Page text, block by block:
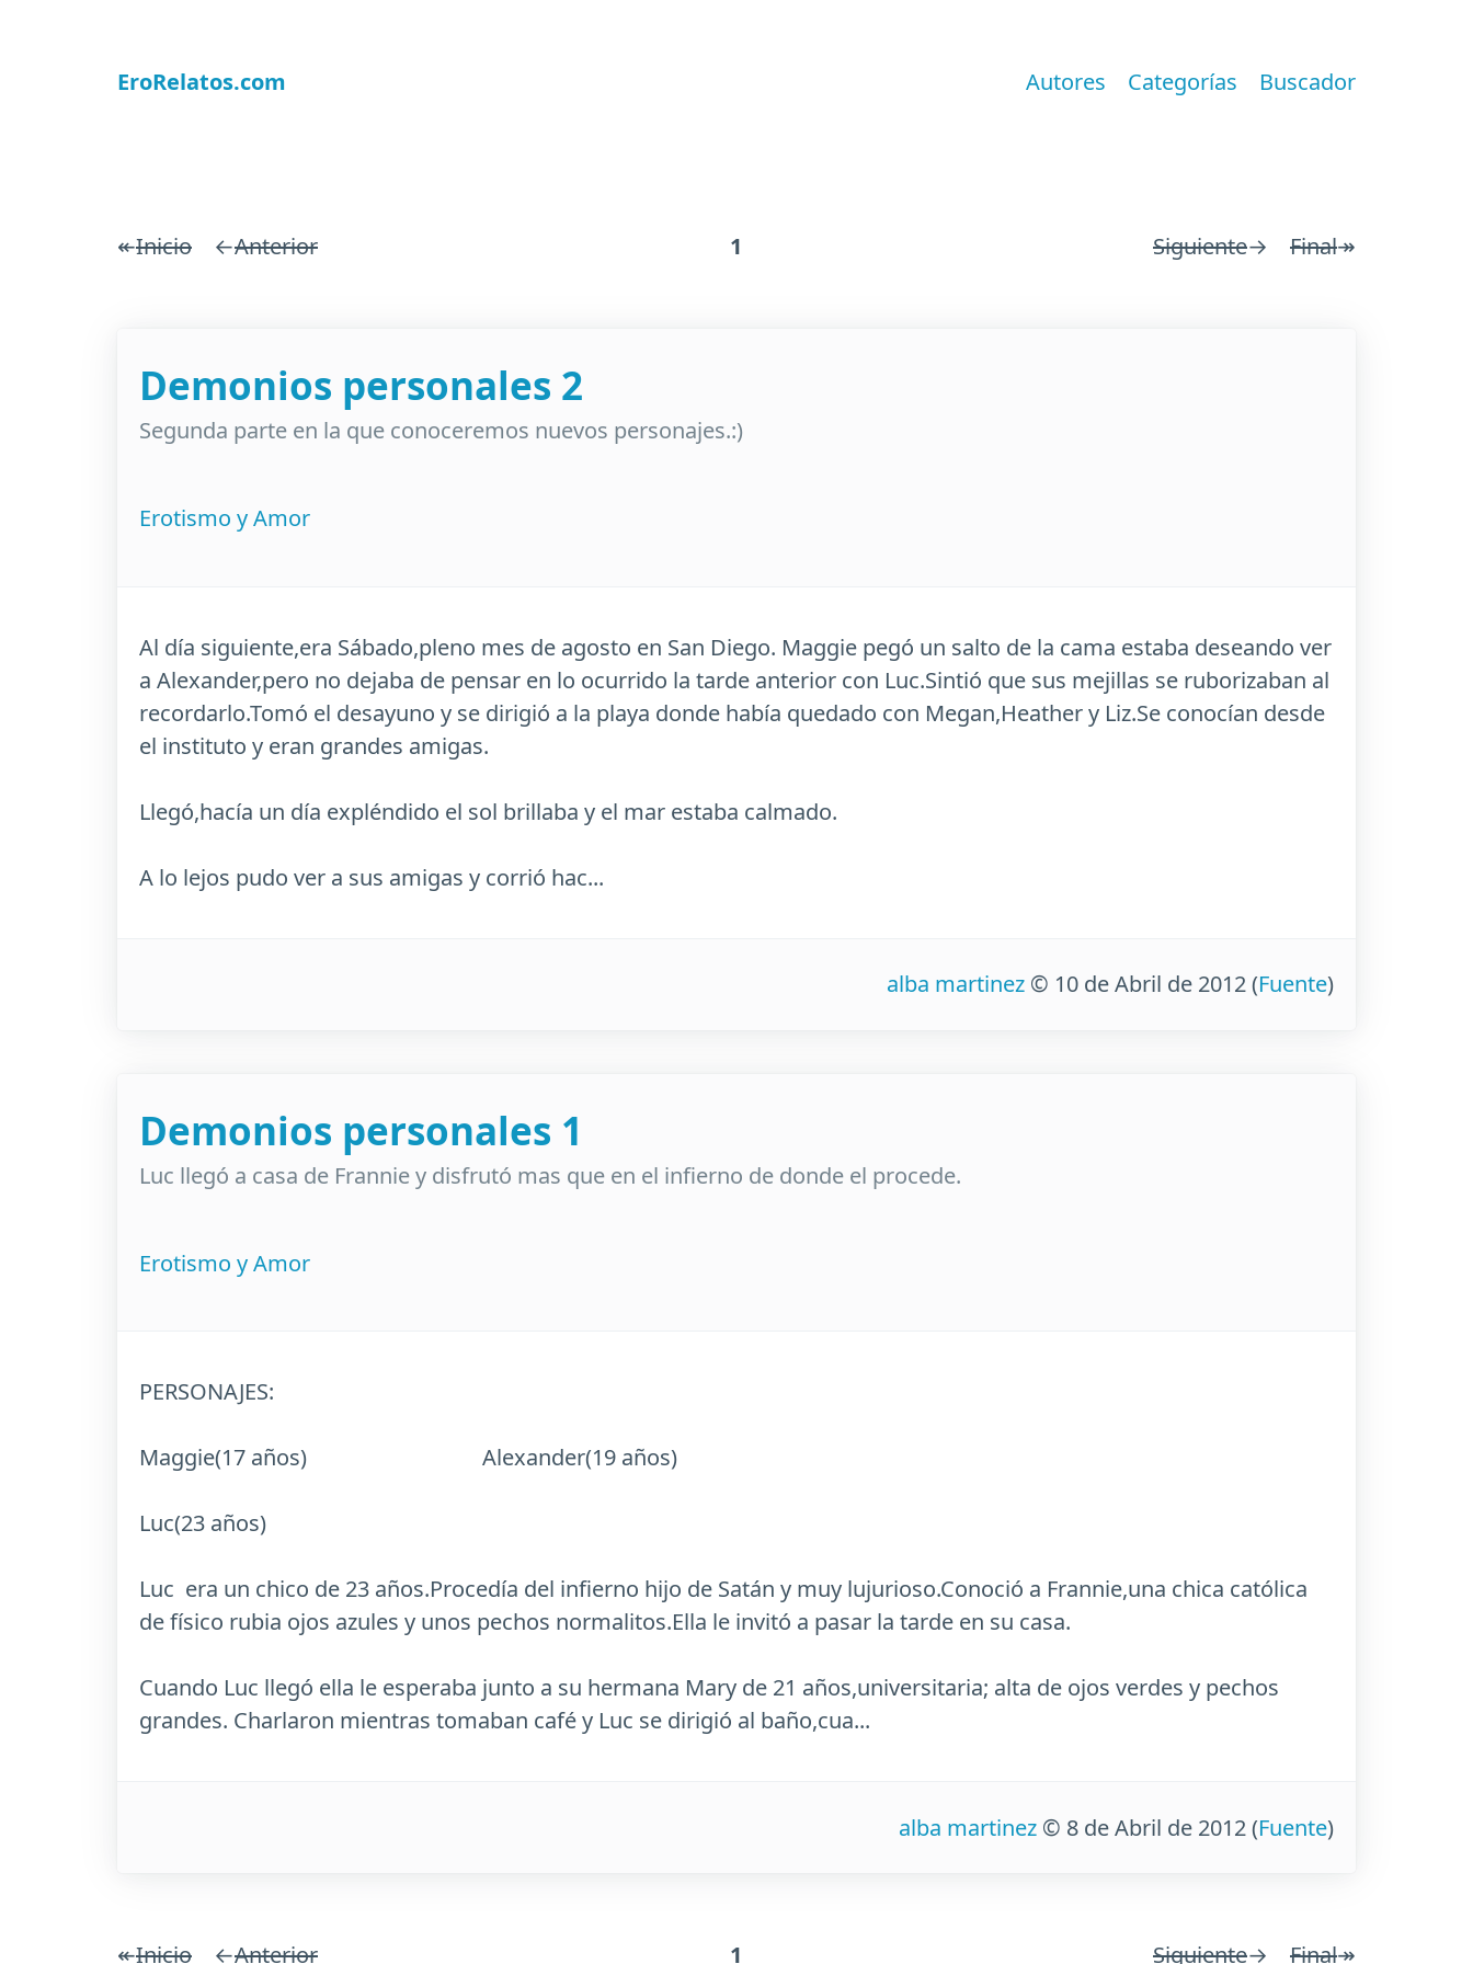
EroRelatos.com Autores Categorías Buscador
↞Inicio ←Anterior 1 Siguiente→ Final↠
Demonios personales 2
Segunda parte en la que conoceremos nuevos personajes.:)
Erotismo y Amor
Al día siguiente,era Sábado,pleno mes de agosto en San Diego. Maggie pegó un salto de la cama estaba deseando ver
a Alexander,pero no dejaba de pensar en lo ocurrido la tarde anterior con Luc.Sintió que sus mejillas se ruborizaban al
recordarlo.Tomó el desayuno y se dirigió a la playa donde había quedado con Megan,Heather y Liz.Se conocían desde
el instituto y eran grandes amigas.
Llegó,hacía un día expléndido el sol brillaba y el mar estaba calmado.
A lo lejos pudo ver a sus amigas y corrió hac...
alba martinez © 10 de Abril de 2012(Fuente)
Demonios personales 1
Luc llegó a casa de Frannie y disfrutó mas que en el infierno de donde el procede.
Erotismo y Amor
PERSONAJES:
Maggie(17 años) Alexander(19 años)
Luc(23 años)
Luc era un chico de 23 años.Procedía del infierno hijo de Satán y muy lujurioso.Conoció a Frannie,una chica católica
de físico rubia ojos azules y unos pechos normalitos.Ella le invitó a pasar la tarde en su casa.
Cuando Luc llegó ella le esperaba junto a su hermana Mary de 21 años,universitaria; alta de ojos verdes y pechos
grandes. Charlaron mientras tomaban café y Luc se dirigió al baño,cua...
alba martinez © 8 de Abril de 2012(Fuente)
↞Inicio ←Anterior 1 Siguiente→ Final↠